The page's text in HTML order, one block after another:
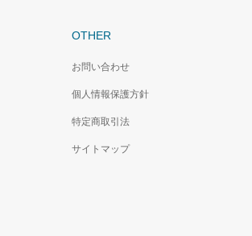
OTHER
お問い合わせ
個人情報保護方針
特定商取引法
サイトマップ